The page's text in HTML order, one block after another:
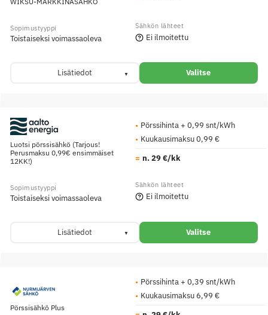
Toistaiseksi voimassaoleva Ei ilmoitettu
Lisätiedot Valitse
Luotsi pörssisähkö (Tarjous!
Perusmaksu 0,99€ ensimmäiset
12KK!)
Pörssihinta + 0,99 snt/kWh
Kuukausimaksu 0,99 €
n. 29 €/kk
Toistaiseksi voimassaoleva Ei ilmoitettu
Lisätiedot Valitse
Pörssisähkö Plus
Pörssihinta + 0,39 snt/kWh
Kuukausimaksu 6,99 €